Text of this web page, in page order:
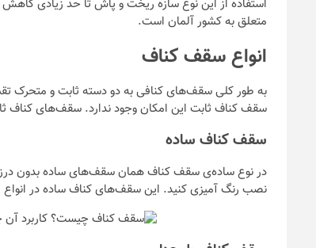
استفاده از این نوع سازه ریخت و پاش تا حد زیادی
متعلق به کشور آلمان است.
انواع سقف کناف
به طور کلی سقف‌های کنافی به دو دسته ثابت و متحرک
سقف کناف ثابت این امکان وجود ندارد. سقف‌های کناف
سقف کناف ساده
در نوع ساده‌ی سقف کناف همان سقف‌های ساده بدون
نصب رنگ آمیزی کنید. این سقف‌های کناف ساده در